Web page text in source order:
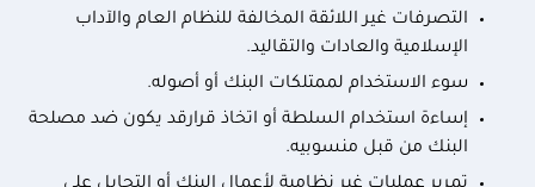
التصرفات غير اللائقة المخالفة للنظام العام والآداب
الإسلامية والعادات والتقاليد.
سوء الاستخدام لممتلكات البنك أو أصوله.
إساءة استخدام السلطة أو اتخاذ قرارقد يكون ضد مصلحة
البنك من قبل منسوبيه.